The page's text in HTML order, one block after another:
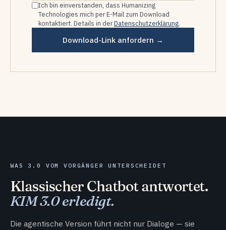
Ich bin einverstanden, dass Humanizing
Technologies mich per E-Mail zum Download
kontaktiert. Details in derDatenschutzerklärung.
Download-Link anfordern →
WAS 3.0 VOM VORGÄNGER UNTERSCHEIDET
Klassischer Chatbot antwortet.
KIM 3.0 erledigt.
Die agentische Version führt nicht nur Dialoge — sie